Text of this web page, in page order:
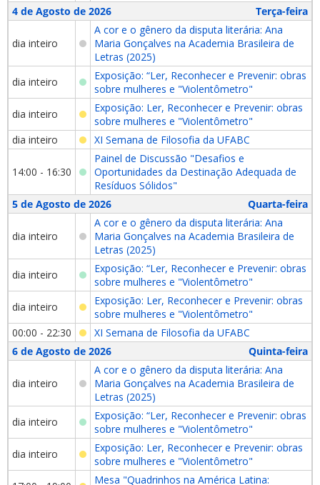
4 de Agosto de 2026
Terça-feira
dia inteiro
A cor e o gênero da disputa literária: Ana
Maria Gonçalves na Academia Brasileira de
Letras (2025)
dia inteiro
Exposição: “Ler, Reconhecer e Prevenir: obras
sobre mulheres e "Violentômetro"
dia inteiro
Exposição: Ler, Reconhecer e Prevenir: obras
sobre mulheres e "Violentômetro"
dia inteiro
XI Semana de Filosofia da UFABC
14:00 - 16:30
Painel de Discussão "Desafios e
Oportunidades da Destinação Adequada de
Resíduos Sólidos"
5 de Agosto de 2026
Quarta-feira
dia inteiro
A cor e o gênero da disputa literária: Ana
Maria Gonçalves na Academia Brasileira de
Letras (2025)
dia inteiro
Exposição: “Ler, Reconhecer e Prevenir: obras
sobre mulheres e "Violentômetro"
dia inteiro
Exposição: Ler, Reconhecer e Prevenir: obras
sobre mulheres e "Violentômetro"
00:00 - 22:30
XI Semana de Filosofia da UFABC
6 de Agosto de 2026
Quinta-feira
dia inteiro
A cor e o gênero da disputa literária: Ana
Maria Gonçalves na Academia Brasileira de
Letras (2025)
dia inteiro
Exposição: “Ler, Reconhecer e Prevenir: obras
sobre mulheres e "Violentômetro"
dia inteiro
Exposição: Ler, Reconhecer e Prevenir: obras
sobre mulheres e "Violentômetro"
Mesa "Quadrinhos na América Latina: